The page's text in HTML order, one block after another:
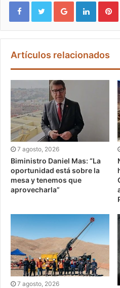
Artículos relacionados
7 agosto, 2026
Biministro Daniel Mas: “La
oportunidad está sobre la
mesa y tenemos que
aprovecharla”
7 agosto, 2026